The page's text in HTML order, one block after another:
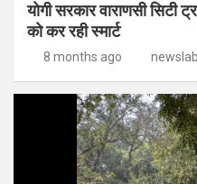
योगी सरकार वाराणसी सिटी
को कर रही स्मार्ट
8 months ago newslab